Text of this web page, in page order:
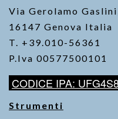
k
Via Gerolamo
16147 Genova Italia
T. +39.010-56361
P.Iva 00577500101
CODICE IPA:
Strumenti